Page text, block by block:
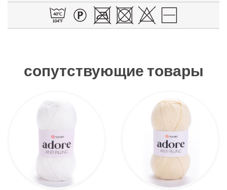
сопутствующие товары